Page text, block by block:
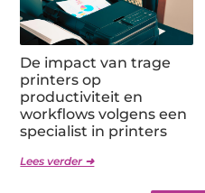
De impact van trage
printers op
productiviteit en
workflows volgens een
specialist in printers
Lees verder ➜